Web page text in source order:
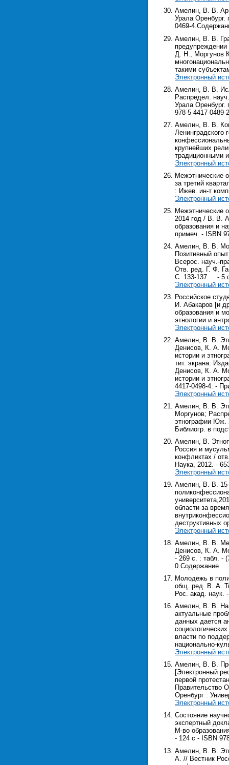
Амелин, В. В.
Урала Оренбург.
0469-
Амелин, В. В.
Д. Н., Моргунов
такими
Электронный
Амелин, В. В.
Распредел.
Урала Оренбург.
978-5-4417-
Амелин, В. В.
крупнейших
традиционными
Электронный
Межэтнические
за третий
: Ижев. ин-т
Электронный
Межэтнические
2014 год / В. В.
образования и
примеч. - ISBN
Амелин, В. В.
Позитивный
Всерос. науч.-
Отв. ред. Г. Ф.
С. 133-137 . . - 5
Электронный
Российское
И. Абакаров [и
образования и
этнологии и
Электронный
Амелин, В. В.
Денисов, К. А.
истории и
тит. экрана.
Денисов, К. А.
истории и
4417-0498-4. -
Электронный
Амелин, В. В.
Моргунов;
этнографии Юж.
Библиогр. в
Амелин, В.
Россия и
конфликтах /
Наука, 2012. -
Электронный
Амелин, В. В. 15-
области за
деструктивных
Электронный
Амелин, В. В.
Денисов, К. А.
- 269 c. : табл. -
0.Содержание
Молодежь в
общ. ред. В. А.
Рос. акад. наук.
Амелин, В. В.
актуальные
данных дается
власти по
национально-
Электронный
Амелин, В. В.
[Электронный
первой
Правительство
Оренбург :
Электронный
Состояние
экспертный
М-во
- 124 с - ISBN
Амелин, В. В.
А. // Вестник